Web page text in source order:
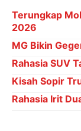
Terungkap
2026
MG Bikin
Rahasia SUV
Kisah Sopir
Rahasia Irit